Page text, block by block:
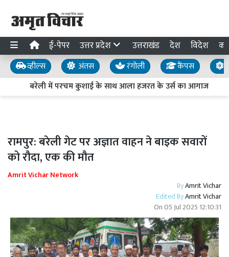
ई-पेपर उत्तर प्रदेश उत्तराखंड देश विदेश
व्हील्स अंतस रंगोली कैंपस
बरेली में परचम कुशाई के साथ आला हजरत के उर्स का आगाज
रामपुर: बरेली गेट पर अज्ञात वाहन ने बाइक सवारों
को रौदा, एक की मौत
Amrit Vichar Network
ByAmrit Vichar
Edited ByAmrit Vichar
On05 Jul 2025 12:10:31